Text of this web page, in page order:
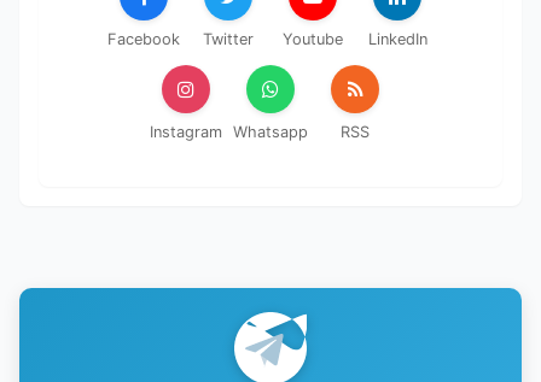
Facebook Twitter Youtube LinkedIn
Instagram Whatsapp RSS